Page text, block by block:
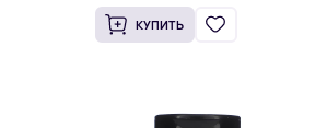
КУПИТЬ